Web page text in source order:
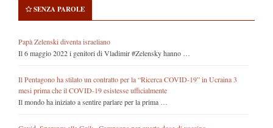
SENZA PAROLE
Papà Zelenski diventa israeliano
Il 6 maggio 2022 i genitori di Vladimir #Zelensky hanno …
Il Pentagono ha stilato un contratto per la “Ricerca COVID-19” in Ucraina 3
mesi prima che il COVID-19 esistesse ufficialmente
Il mondo ha iniziato a sentire parlare per la prima …